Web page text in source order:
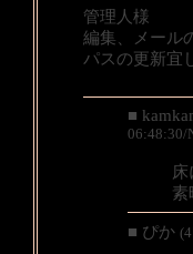
管理人様
編集、メール
パスの更新宜
■
06:48:30/
床
素
■ ぴか